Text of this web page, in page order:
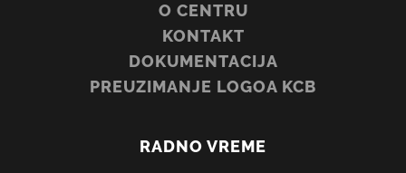
O CENTRU
KONTAKT
DOKUMENTACIJA
PREUZIMANJE LOGOA KCB
RADNO VREME